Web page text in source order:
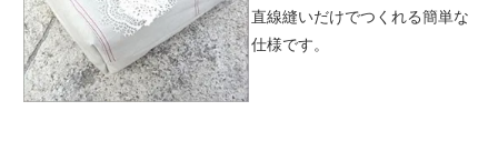
直線縫いだけでつくれる簡単な
仕様です。